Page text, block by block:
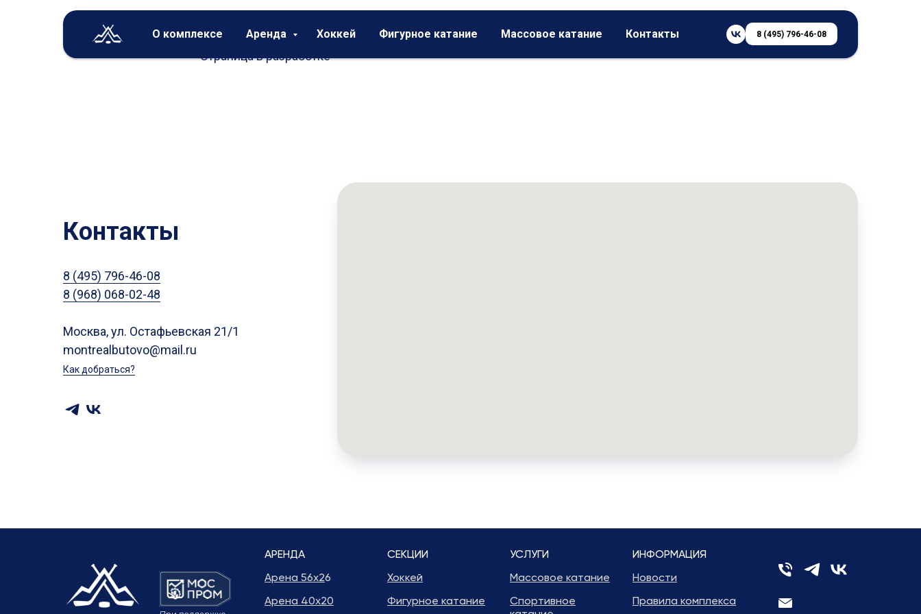
О комплексе Аренда Хоккей Фигурное катание Массовое катание Контакты 8 (495) 796-46-08
Страница в разработке
Контакты
8 (495) 796-46-08
8 (968) 068-02-48
Москва, ул. Остафьевская 21/1
montrealbutovo@mail.ru
Как добраться?
АРЕНДА
Арена 56х26
Арена 40х20
СЕКЦИИ
Хоккей
Фигурное катание
УСЛУГИ
Массовое катание
Спортивное
ИНФОРМАЦИЯ
Новости
Правила комплекса